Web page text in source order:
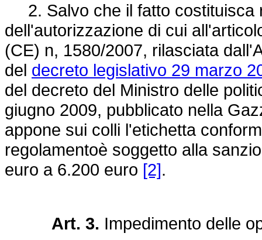
2. Salvo che il fatto costituisca
dell'autorizzazione di cui
(CE) n, 1580/2007, rilasciata
del decreto legislativo 29 marzo
del decreto del Ministro delle
giugno 2009, pubblicato nella
appone sui colli l'etichetta
regolamentoè soggetto alla
euro a 6.200 euro [2].
Art. 3. Impedimento delle